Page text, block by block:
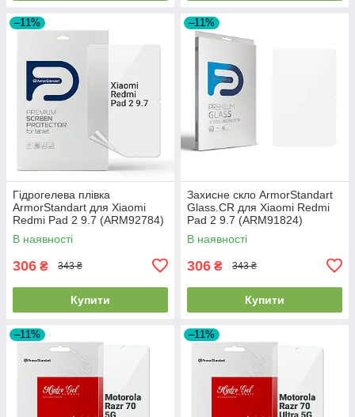
–11%
Гідрогелева плівка
ArmorStandart для Xiaomi
Redmi Pad 2 9.7 (ARM92784)
В наявності
306 ₴ 343 ₴
Купити
–11%
Захисне скло ArmorStandart
Glass.CR для Xiaomi Redmi
Pad 2 9.7 (ARM91824)
В наявності
306 ₴ 343 ₴
Купити
–11% –11%